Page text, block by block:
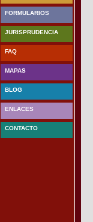
FORMULARIOS
JURISPRUDENCIA
FAQ
MAPAS
BLOG
ENLACES
CONTACTO